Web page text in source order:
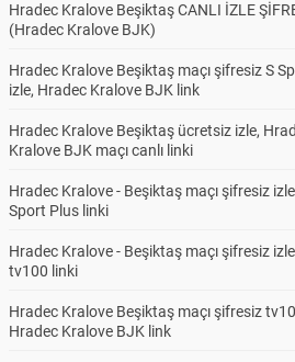
Hradec Kralove Beşiktaş CANLI İZLE
(Hradec Kralove BJK)
Hradec Kralove Beşiktaş maçı şifresiz S
izle, Hradec Kralove BJK link
Hradec Kralove Beşiktaş ücretsiz izle,
Kralove BJK maçı canlı linki
Hradec Kralove - Beşiktaş maçı şifresiz izle
Sport Plus linki
Hradec Kralove - Beşiktaş maçı şifresiz izle
tv100 linki
Hradec Kralove Beşiktaş maçı şifresiz
Hradec Kralove BJK link